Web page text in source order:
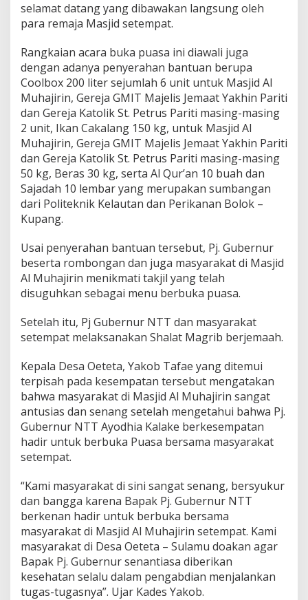
selamat datang yang dibawakan langsung oleh
para remaja Masjid setempat.
Rangkaian acara buka puasa ini diawali juga
dengan adanya penyerahan bantuan berupa
Coolbox 200 liter sejumlah 6 unit untuk Masjid Al
Muhajirin, Gereja GMIT Majelis Jemaat Yakhin Pariti
dan Gereja Katolik St. Petrus Pariti masing-masing
2 unit, Ikan Cakalang 150 kg, untuk Masjid Al
Muhajirin, Gereja GMIT Majelis Jemaat Yakhin Pariti
dan Gereja Katolik St. Petrus Pariti masing-masing
50 kg, Beras 30 kg, serta Al Qur’an 10 buah dan
Sajadah 10 lembar yang merupakan sumbangan
dari Politeknik Kelautan dan Perikanan Bolok –
Kupang.
Usai penyerahan bantuan tersebut, Pj. Gubernur
beserta rombongan dan juga masyarakat di Masjid
Al Muhajirin menikmati takjil yang telah
disuguhkan sebagai menu berbuka puasa.
Setelah itu, Pj Gubernur NTT dan masyarakat
setempat melaksanakan Shalat Magrib berjemaah.
Kepala Desa Oeteta, Yakob Tafae yang ditemui
terpisah pada kesempatan tersebut mengatakan
bahwa masyarakat di Masjid Al Muhajirin sangat
antusias dan senang setelah mengetahui bahwa Pj.
Gubernur NTT Ayodhia Kalake berkesempatan
hadir untuk berbuka Puasa bersama masyarakat
setempat.
“Kami masyarakat di sini sangat senang, bersyukur
dan bangga karena Bapak Pj. Gubernur NTT
berkenan hadir untuk berbuka bersama
masyarakat di Masjid Al Muhajirin setempat. Kami
masyarakat di Desa Oeteta – Sulamu doakan agar
Bapak Pj. Gubernur senantiasa diberikan
kesehatan selalu dalam pengabdian menjalankan
tugas-tugasnya”. Ujar Kades Yakob.